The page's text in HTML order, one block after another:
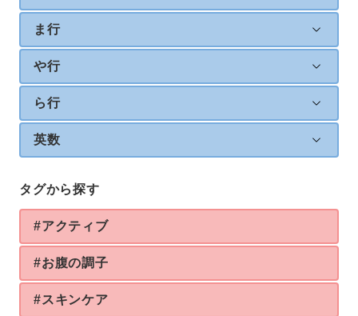
ま行
や行
ら行
英数
タグから探す
#アクティブ
#お腹の調子
#スキンケア